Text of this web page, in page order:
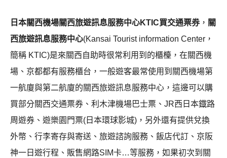
日本關西機場關西旅遊訊息服務中心KTIC買交通票券， 關
西旅遊訊息服務中心(Kansai Tourist information Center，
簡稱 KTIC)是來關西自助時很常利用到的櫃檯，在關西機
場、京都都有服務櫃台，一般遊客最常使用到關西機場第
一航廈與第二航廈的關西旅遊訊息服務中心，這邊可以購
買部分關西交通票券、利木津機場巴士票、JR西日本鐡路
周遊券、遊樂園門票(日本環球影城)，另外還有提供兌換
外幣、行李寄存與寄送、旅遊諮詢服務、飯店代訂、京阪
神一日遊行程、販售網路SIM卡…等服務，如果初次到關